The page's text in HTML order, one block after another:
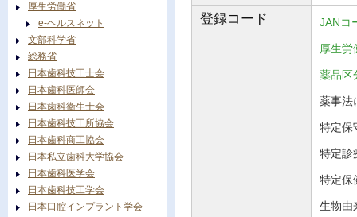
登録コード JANコ
厚生
薬品
薬事
特定
特定
特定
生物
厚生労働省
e-ヘルスネット
文部科学省
総務省
日本歯科技工士会
日本歯科医師会
日本歯科衛生士会
日本歯科技工所協会
日本歯科商工協会
日本私立歯科大学協会
日本歯科医学会
日本歯科技工学会
日本口腔インプラント学会